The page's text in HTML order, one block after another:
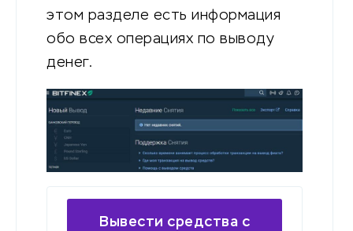
этом разделе есть информация
обо всех операциях по выводу
денег.
Вывести средства с